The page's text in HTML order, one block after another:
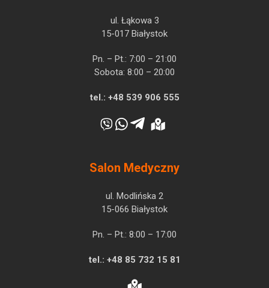
ul. Łąkowa 3
15-017 Białystok
Pn. – Pt.: 7:00 – 21:00
Sobota: 8:00 – 20:00
tel.: +48 539 906 555
Salon Medyczny
ul. Modlińska 2
15-066 Białystok
Pn. – Pt.: 8:00 – 17:00
tel.: +48 85 732 15 81